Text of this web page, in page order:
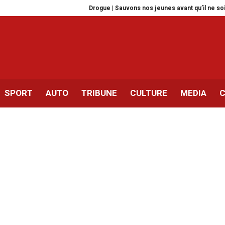
Drogue | Sauvons nos jeunes avant qu’il ne soit trop tard
SPORT AUTO TRIBUNE CULTURE MEDIA